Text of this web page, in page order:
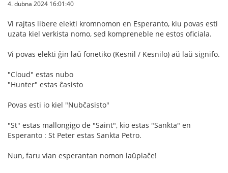
4. dubna 2024 16:01:40
Vi rajtas libere elekti kromnomon en Esperanto, kiu povas esti
uzata kiel verkista nomo, sed kompreneble ne estos oficiala.
Vi povas elekti ĝin laŭ fonetiko (Kesnil / Kesnilo) aŭ laŭ signifo.
"Cloud" estas nubo
"Hunter" estas ĉasisto
Povas esti io kiel "Nubĉasisto"
"St" estas mallongigo de "Saint", kio estas "Sankta" en
Esperanto : St Peter estas Sankta Petro.
Nun, faru vian esperantan nomon laŭplaĉe!